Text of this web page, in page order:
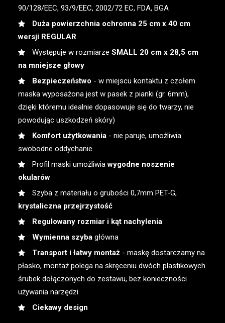
90/128/EEC, 93/9/EEC, 2002/72 EC, FDA, BGA
Duża powierzchnia ochronna 25 cm x 40 cm
wersji REGULAR
Występuje w rozmiarze SMALL 20 cm x 28,5 cm
na mniejsze głowy
Bezpieczeństwo - w miejscu kontaktu z czołem
maska wyposażona jest w pasek z pianki (gr. 6mm),
dzięki któremu idealnie dopasowuje się do twarzy, nie
powodując uszkodzeń skóry)
Komfort użytkowania- nie paruje, umożliwia
swobodne oddychanie
Profil maski umożliwiawygodne noszenie
okularów
Szyba z materiału o grubości 0,7mm PET-G,
krystaliczna przejrzystość
Regulowany rozmiar i kąt nachylenia
Wymienna szybagłówna
Transport i łatwy montaż- maskę dostarczamy na
płasko, montaż polega na skręceniu dwóch plastikowych
śrubek dołączonych do zestawu, bez konieczności
używania narzędzi
Ciekawy design